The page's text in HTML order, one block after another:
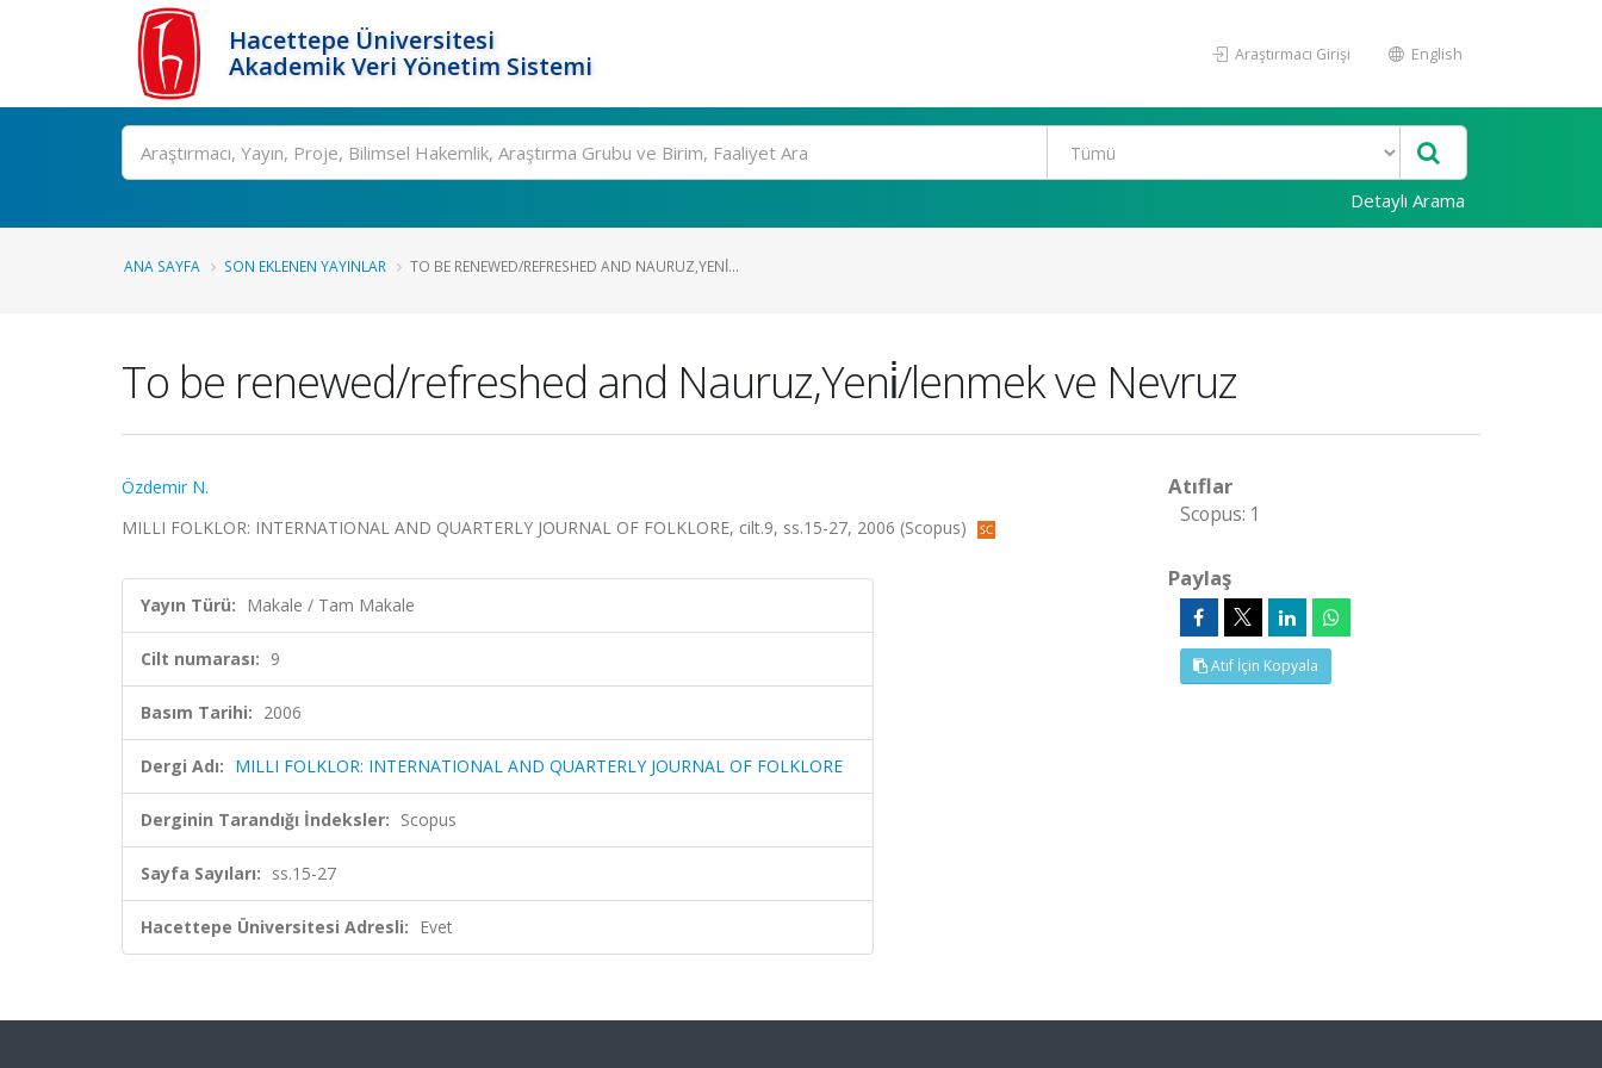
Hacettepe Üniversitesi
Akademik Veri Yönetim Sistemi
Araştırmacı Girişi English
Ara
Detaylı Arama
ANA SAYFA SON EKLENEN YAYINLAR TO BE RENEWED/REFRESHED AND NAURUZ,YENİ...
To be renewed/refreshed and Nauruz,Yeni̇/lenmek ve Nevruz
Özdemir N.
MILLI FOLKLOR: INTERNATIONAL AND QUARTERLY JOURNAL OF FOLKLORE, cilt.9, ss.15-27, 2006 (Scopus)
Yayın Türü: Makale / Tam Makale
Cilt numarası: 9
Basım Tarihi: 2006
Dergi Adı: MILLI FOLKLOR: INTERNATIONAL AND QUARTERLY JOURNAL OF FOLKLORE
Derginin Tarandığı İndeksler: Scopus
Sayfa Sayıları: ss.15-27
Hacettepe Üniversitesi Adresli: Evet
Atıflar
Scopus: 1
Paylaş
Atıf İçin Kopyala